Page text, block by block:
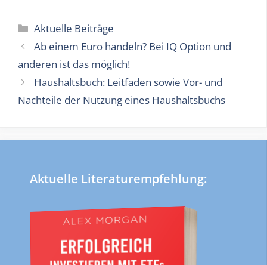
Kategorien
Aktuelle Beiträge
Ab einem Euro handeln? Bei IQ Option und
anderen ist das möglich!
Haushaltsbuch: Leitfaden sowie Vor- und
Nachteile der Nutzung eines Haushaltsbuchs
Aktuelle Literaturempfehlung: